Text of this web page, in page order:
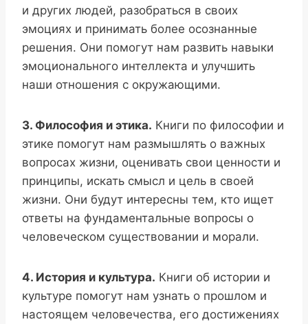
и других людей, разобраться в своих
эмоциях и принимать более осознанные
решения. Они помогут нам развить навыки
эмоционального интеллекта и улучшить
наши отношения с окружающими.
3. Философия и этика. Книги по философии и
этике помогут нам размышлять о важных
вопросах жизни, оценивать свои ценности и
принципы, искать смысл и цель в своей
жизни. Они будут интересны тем, кто ищет
ответы на фундаментальные вопросы о
человеческом существовании и морали.
4. История и культура. Книги об истории и
культуре помогут нам узнать о прошлом и
настоящем человечества, его достижениях